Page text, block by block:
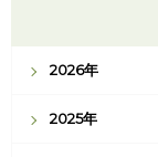
2026年
2025年